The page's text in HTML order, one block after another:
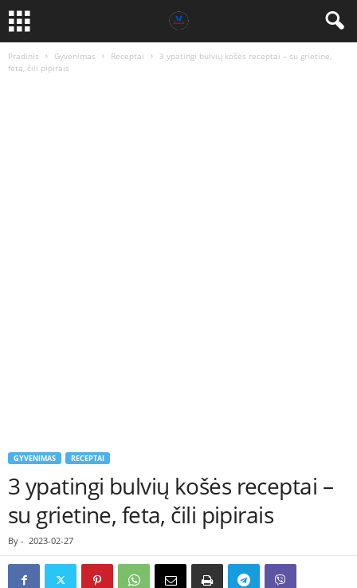
Pradinis Gyvenimas Receptai
3 ypatingi bulvių košės receptai – su grietine,
feta, čili pipirais
GYVENIMAS RECEPTAI
3 ypatingi bulvių košės receptai –
su grietine, feta, čili pipirais
By - 2023-02-27